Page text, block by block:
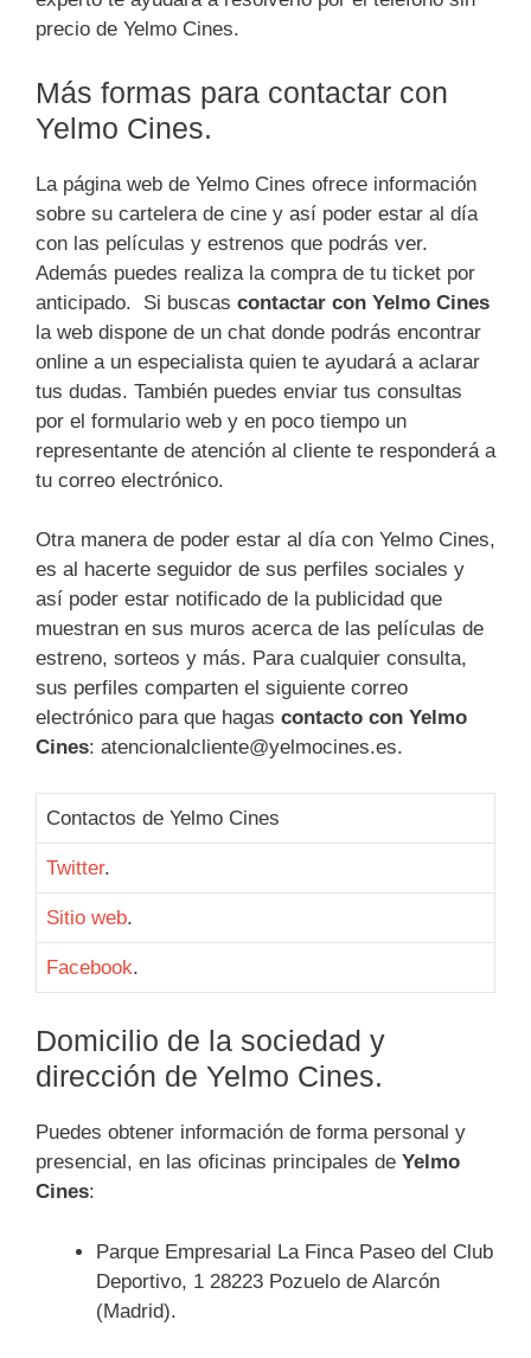
precio de Yelmo Cines.
Más formas para contactar con
Yelmo Cines.
La página web de Yelmo Cines ofrece información
sobre su cartelera de cine y así poder estar al día
con las películas y estrenos que podrás ver.
Además puedes realiza la compra de tu ticket por
anticipado. Si buscas contactar con Yelmo Cines
la web dispone de un chat donde podrás encontrar
online a un especialista quien te ayudará a aclarar
tus dudas. También puedes enviar tus consultas
por el formulario web y en poco tiempo un
representante de atención al cliente te responderá a
tu correo electrónico.
Otra manera de poder estar al día con Yelmo Cines,
es al hacerte seguidor de sus perfiles sociales y
así poder estar notificado de la publicidad que
muestran en sus muros acerca de las películas de
estreno, sorteos y más. Para cualquier consulta,
sus perfiles comparten el siguiente correo
electrónico para que hagas contacto con Yelmo
Cines: atencionalcliente@yelmocines.es.
Contactos de Yelmo Cines
Twitter.
Sitio web.
Facebook.
Domicilio de la sociedad y
dirección de Yelmo Cines.
Puedes obtener información de forma personal y
presencial, en las oficinas principales de Yelmo
Cines:
Parque Empresarial La Finca Paseo del Club
Deportivo, 1 28223 Pozuelo de Alarcón
(Madrid).